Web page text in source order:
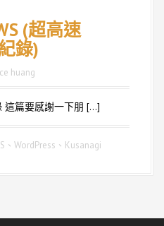
(超高速
錄)
huang
這篇要感謝一下朋 […]
、WordPress、Kusanagi